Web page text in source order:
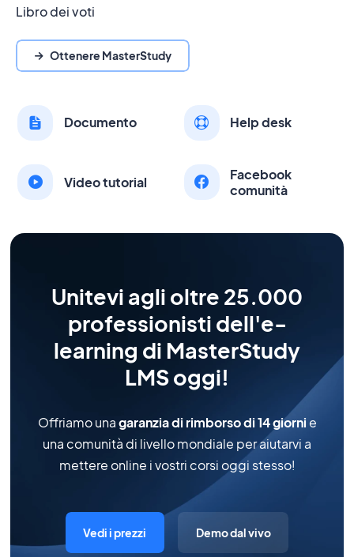
Libro dei voti
Ottenere MasterStudy
Documento Help desk
Video tutorial
Facebook
comunità
Unitevi agli oltre 25.000
professionisti dell'e-
learning di MasterStudy
LMS oggi!
Offriamo unagaranzia di rimborso di 14 giorni e
una comunità di livello mondiale per aiutarvi a
mettere online i vostri corsi oggi stesso!
Vedi i prezzi Demo dal vivo